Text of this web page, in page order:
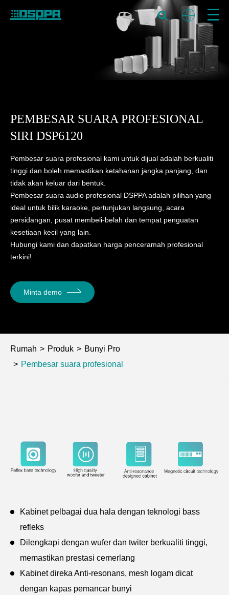
PEMBESAR SUARA PROFESIONAL
SIRI DSP6120
Pembesar suara profesional kami untuk dijual adalah berkualiti
tinggi dan boleh memastikan ketahanan jangka panjang, dan
tidak akan keluar dari bentuk.
Pembesar suara audio profesional DSPPA adalah pilihan yang
ideal untuk bilik karaoke, pertunjukan langsung, acara
persidangan, pusat membeli-belah dan tempat penguatan
kesetiaan kecil yang lain.
Hubungi kami dan dapatkan harga penceramah profesional
terkini!
Minta demo
Rumah Produk
Bunyi Pro
Pembesar suara profesional
Kabinet pelbagai dua hala dengan teknologi bass
refleks
Dilengkapi dengan wufer dan twiter berkualiti tinggi,
memastikan prestasi cemerlang
Kabinet direka Anti-resonans, mesh logam dicat
dengan kapas pemancar bunyi